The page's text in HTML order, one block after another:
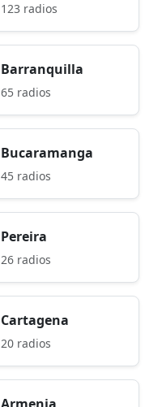
123 radios
Barranquilla
65 radios
Bucaramanga
45 radios
Pereira
26 radios
Cartagena
20 radios